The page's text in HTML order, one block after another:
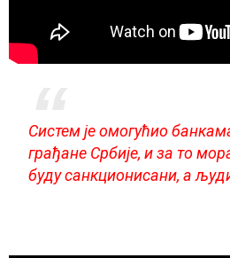
Систем је омогућио
грађане Србије, и за то
буду санкционисани, а